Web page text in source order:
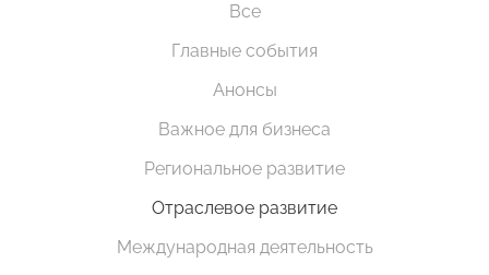
Все
Главные события
Анонсы
Важное для бизнеса
Региональное развитие
Отраслевое развитие
Международная деятельность